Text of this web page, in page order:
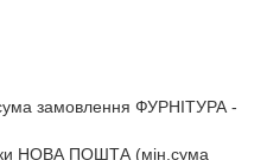
замовлення ФУРНІТУРА -
НОВА ПОШТА (мін.сума